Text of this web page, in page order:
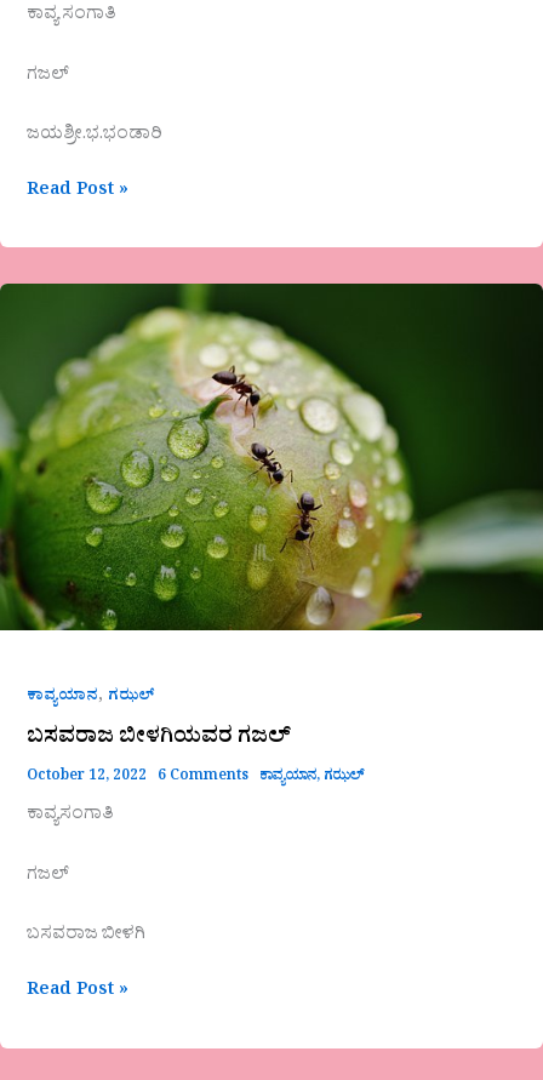
ಕಾವ್ಯ ಸಂಗಾತಿ
ಗಜಲ್
ಜಯಶ್ರೀ.ಭ.ಭಂಡಾರಿ
Read Post »
ಕಾವ್ಯಯಾನ, ಗಝಲ್
ಬಸವರಾಜ ಬೀಳಗಿಯವರ ಗಜಲ್
October 12, 2022 6 Comments ಕಾವ್ಯಯಾನ, ಗಝಲ್
ಕಾವ್ಯಸಂಗಾತಿ
ಗಜಲ್
ಬಸವರಾಜ ಬೀಳಗಿ
ಗಜಲ್
Read Post »